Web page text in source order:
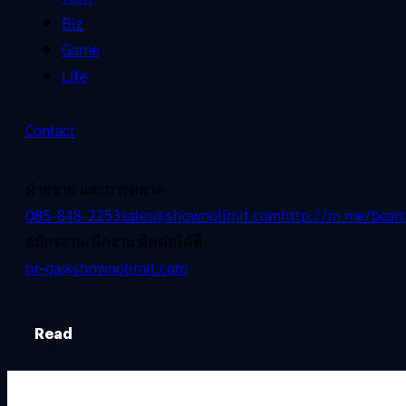
Biz
Game
Life
Contact
ฝ่ายขาย และการตลาด
085-848-2253sales@shownolimit.comhttp://m.me/
สมัครงาน/ฝึกงาน ติดต่อได้ที่
hr-ga@shownolimit.com
Read